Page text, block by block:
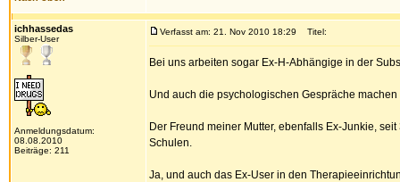
ichhassedas
Silber-User
Anmeldungsdatum:
08.08.2010
Beiträge: 211
Verfasst am: 21. Nov 2010 18:29 Titel:
Bei uns arbeiten sogar Ex-H-Abhängige in der
Und auch die psychologischen Gespräche machen
Der Freund meiner Mutter, ebenfalls Ex-Junkie,
Schulen.
Ja, und auch das Ex-User in den